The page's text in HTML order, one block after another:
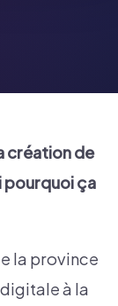
création de
pourquoi ça
la province
à la